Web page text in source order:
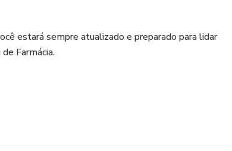
estará sempre atualizado e preparado para lidar
Farmácia.